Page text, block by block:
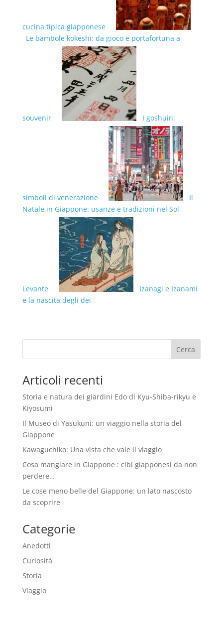
cucina tipica giapponese
Le bambole kokeshi: da gioco e portafortuna a
souvenir I goshuin:
simboli di venerazione
Il
Natale in Giappone: usanze e tradizioni nel Sol
Levante
Izanagi e Izanami
e la nascita degli dei
Articoli recenti
Storia e natura dei giardini Edo di Kyu-Shiba-rikyu e
Kiyosumi
Il Museo di Yasukuni: un viaggio nella storia del
Giappone
Kawaguchiko: Una vista che vale il viaggio
Cosa mangiare in Giappone : cibi giapponesi da non
perdere…
Le cose meno belle del Giappone: un lato nascosto
da scoprire
Categorie
Anedotti
Curiosità
Storia
Viaggio